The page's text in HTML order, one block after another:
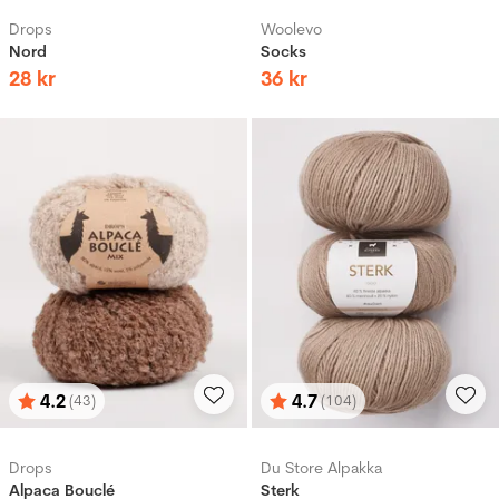
Drops
Nord
28 kr
Woolevo
Socks
36 kr
Betyg:
4.2(43)
utav 5 stjärnor
Drops
Alpaca Bouclé
Betyg:
4.7(104)
utav 5 stjärnor
Du Store Alpakka
Sterk